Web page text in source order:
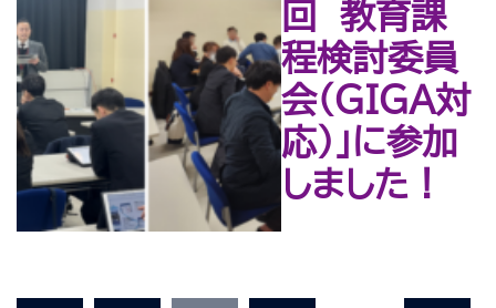
回 教育課
程検討委員
会（ＧＩＧＡ対
応）」に参加
しました！